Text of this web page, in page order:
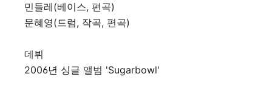
민들레(베이스, 편곡)
문혜영(드럼, 작곡, 편곡)
데뷔
2006년 싱글 앨범 'Sugarbowl'